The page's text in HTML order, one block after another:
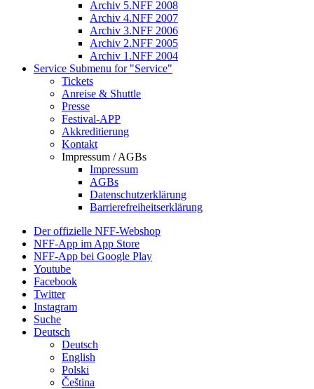
Archiv 5.NFF 2008
Archiv 4.NFF 2007
Archiv 3.NFF 2006
Archiv 2.NFF 2005
Archiv 1.NFF 2004
Service Submenu for "Service"
Tickets
Anreise & Shuttle
Presse
Festival-APP
Akkreditierung
Kontakt
Impressum / AGBs
Impressum
AGBs
Datenschutzerklärung
Barrierefreiheitserklärung
Der offizielle NFF-Webshop
NFF-App im App Store
NFF-App bei Google Play
Youtube
Facebook
Twitter
Instagram
Suche
Deutsch
Deutsch
English
Polski
Čeština